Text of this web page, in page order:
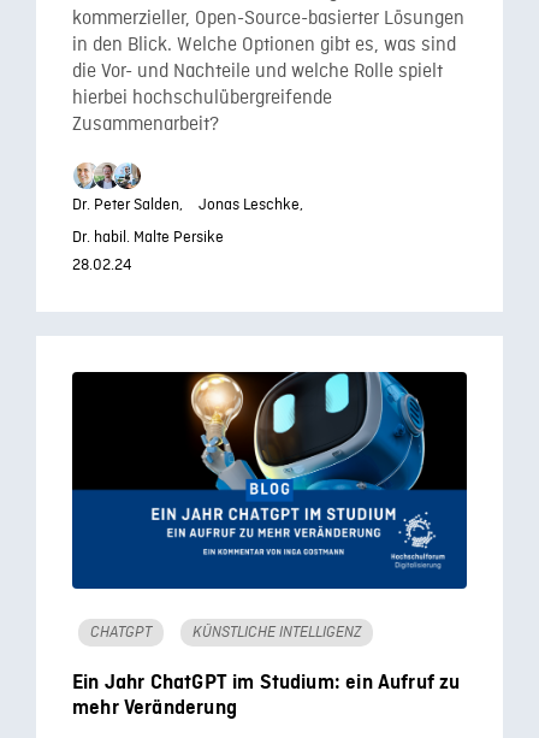
kommerzieller, Open-Source-basierter Lösungen
in den Blick. Welche Optionen gibt es, was sind
die Vor- und Nachteile und welche Rolle spielt
hierbei hochschulübergreifende
Zusammenarbeit?
Dr. Peter Salden,
Jonas Leschke,
Dr. habil. Malte Persike
28.02.24
CHATGPT KÜNSTLICHE INTELLIGENZ
Ein Jahr ChatGPT im Studium: ein Aufruf zu
mehr Veränderung